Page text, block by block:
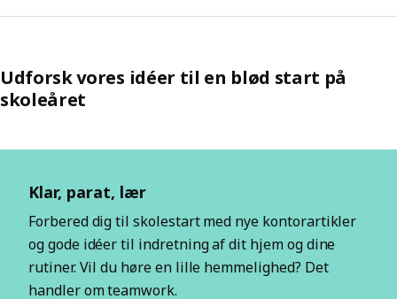
Udforsk vores idéer til en blød start på
skoleåret
Klar, parat, lær
Forbered dig til skolestart med nye kontorartikler
og gode idéer til indretning af dit hjem og dine
rutiner. Vil du høre en lille hemmelighed? Det
handler om teamwork.